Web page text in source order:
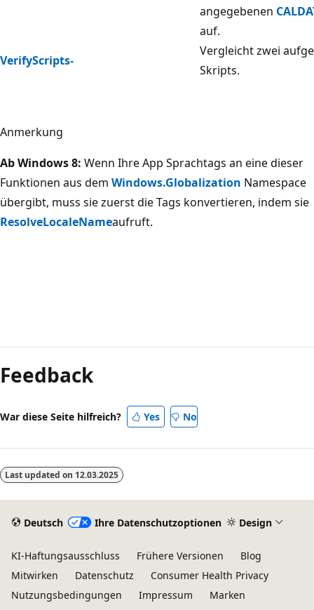
angegebenen
auf.
VerifyScripts-
Vergleicht zwei
Skripts.
Anmerkung
Ab Windows 8: Wenn Ihre App Sprachtags an eine dieser
Funktionen aus dem Windows.Globalization Namespace
übergibt, muss sie zuerst die Tags konvertieren, indem sie
ResolveLocaleNameaufruft.
Feedback
War diese Seite hilfreich? Yes No
Last updated on 12.03.2025
Deutsch Ihre Datenschutzoptionen Design
KI-Haftungsausschluss Frühere Versionen
Blog
Mitwirken
Datenschutz
Consumer Health Privacy
Nutzungsbedingungen
Impressum
Marken